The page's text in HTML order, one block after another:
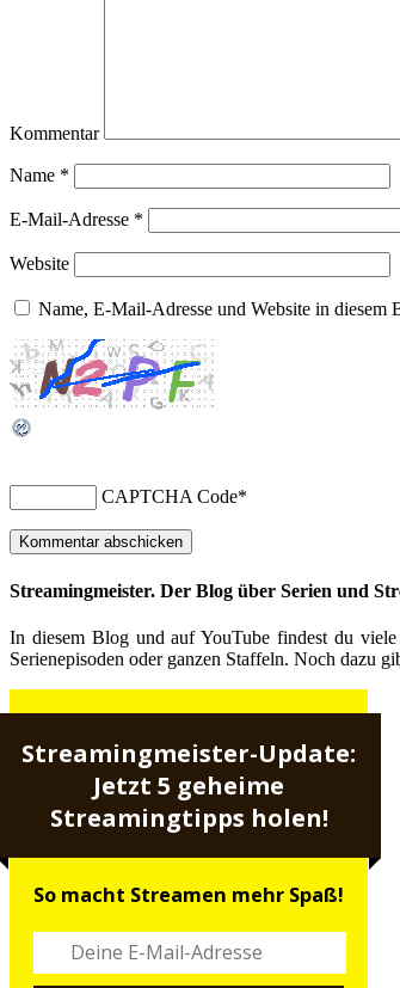
Kommentar
Name *
E-Mail-Adresse *
Website
Name, E-Mail-Adresse und Website in diesem
CAPTCHA Code*
Streamingmeister. Der Blog über Serien und
In diesem Blog und auf YouTube findest du
Serienepisoden oder ganzen Staffeln. Noch dazu
Streamingmeister-Update:
Jetzt 5 geheime
Streamingtipps holen!
So macht Streamen mehr Spaß!